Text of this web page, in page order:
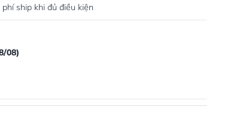
ship khi đủ điều kiện
08)